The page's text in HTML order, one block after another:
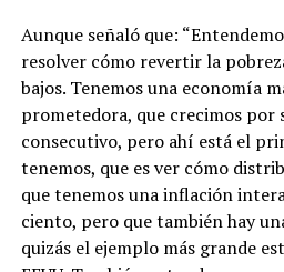
Aunque señaló que:
resolver cómo revertir la
bajos. Tenemos una economía
prometedora, que crecimos por
consecutivo, pero ahí está el
tenemos, que es ver cómo
que tenemos una inflación
ciento, pero que también hay
quizás el ejemplo más grande